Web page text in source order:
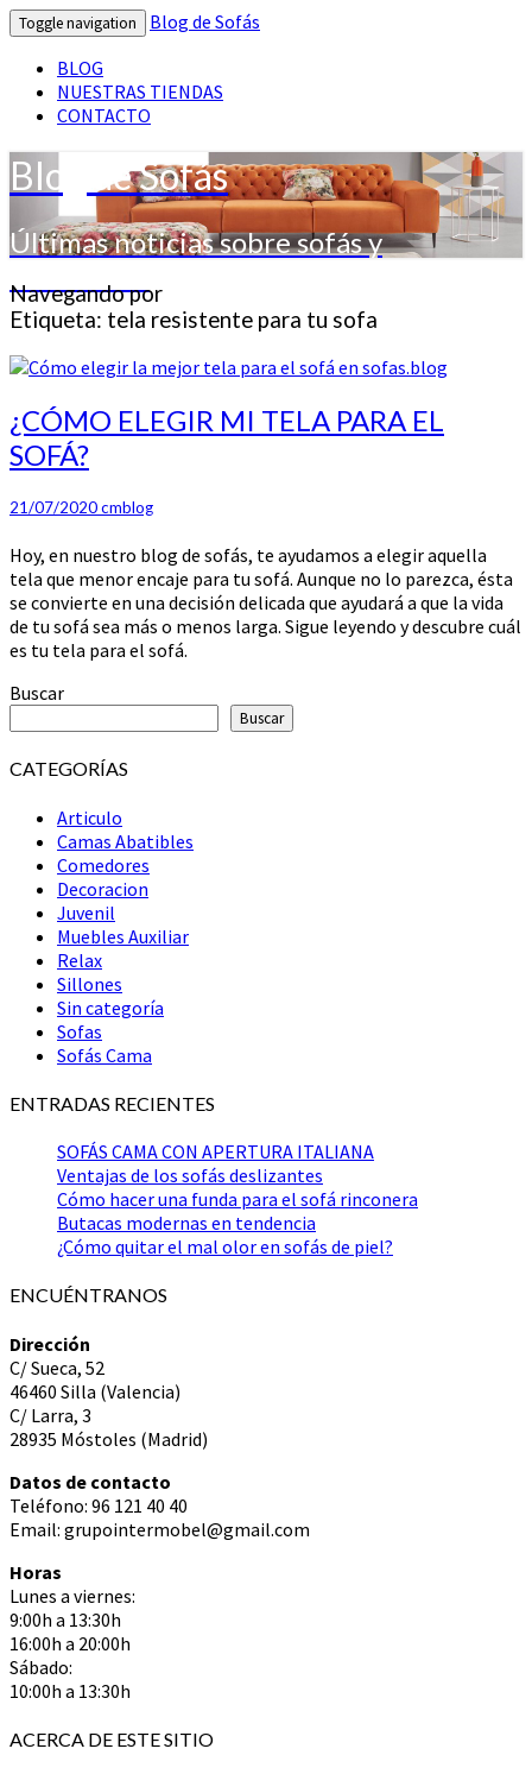
Toggle navigation
Blog de Sofás
BLOG
NUESTRAS TIENDAS
CONTACTO
Blog de Sofás
Últimas noticias sobre sofás y
decoración
Navegando por
Etiqueta: tela resistente para tu sofa
¿CÓMO
ELEGIR
MI
PARA
SOFÁ?
¿CÓMO ELEGIR MI TELA PARA EL
SOFÁ?
21/07/2020cmblog
Hoy, en nuestro blog de sofás, te ayudamos a elegir aquella
tela que menor encaje para tu sofá. Aunque no lo parezca, ésta
se convierte en una decisión delicada que ayudará a que la vida
de tu sofá sea más o menos larga. Sigue leyendo y descubre cuál
es tu tela para el sofá.
Buscar
Buscar
CATEGORÍAS
Articulo
Camas Abatibles
Comedores
Decoracion
Juvenil
Muebles Auxiliar
Relax
Sillones
Sin categoría
Sofas
Sofás Cama
ENTRADAS RECIENTES
SOFÁS CAMA CON APERTURA ITALIANA
Ventajas de los sofás deslizantes
Cómo hacer una funda para el sofá rinconera
Butacas modernas en tendencia
¿Cómo quitar el mal olor en sofás de piel?
ENCUÉNTRANOS
Dirección
C/ Sueca, 52
46460 Silla (Valencia)
C/ Larra, 3
28935 Móstoles (Madrid)
Datos de contacto
Teléfono: 96 121 40 40
Email: grupointermobel@gmail.com
Horas
Lunes a viernes:
9:00h a 13:30h
16:00h a 20:00h
Sábado:
10:00h a 13:30h
ACERCA DE ESTE SITIO